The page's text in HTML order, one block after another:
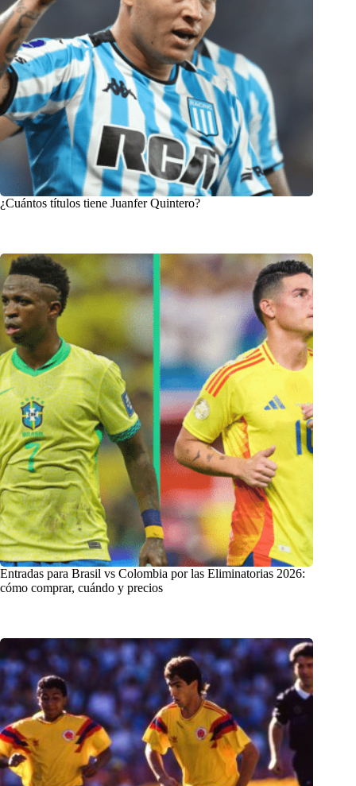
¿Cuántos títulos tiene Juanfer Quintero?
Entradas para Brasil vs Colombia por las Eliminatorias 2026:
cómo comprar, cuándo y precios